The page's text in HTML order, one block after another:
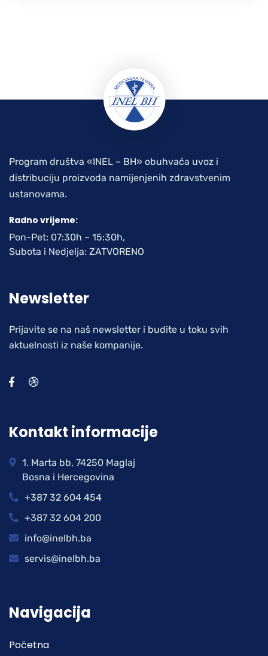
Program društva «INEL – BH» obuhvaća uvoz i
distribuciju proizvoda namijenjenih zdravstvenim
ustanovama.
Radno vrijeme:
Pon-Pet: 07:30h – 15:30h,
Subota i Nedjelja: ZATVORENO
Newsletter
Prijavite se na naš newsletter i budite u toku svih
aktuelnosti iz naše kompanije.
Kontakt informacije
1. Marta bb, 74250 Maglaj
Bosna i Hercegovina
+387 32 604 454
+387 32 604 200
info@inelbh.ba
servis@inelbh.ba
Navigacija
Početna